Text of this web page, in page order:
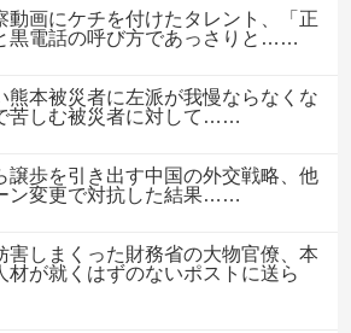
動画にケチを付けたタレント、「正
黒電話の呼び方であっさりと……
熊本被災者に左派が我慢ならなくな
苦しむ被災者に対して……
譲歩を引き出す中国の外交戦略、他
ン変更で対抗した結果……
害しまくった財務省の大物官僚、本
材が就くはずのないポストに送ら